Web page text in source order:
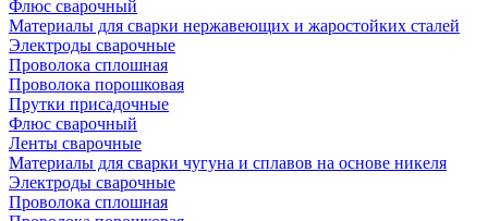
Флюс сварочный
Материалы для сварки нержавеющих и жаростойких сталей
Электроды сварочные
Проволока сплошная
Проволока порошковая
Прутки присадочные
Флюс сварочный
Ленты сварочные
Материалы для сварки чугуна и сплавов на основе никеля
Электроды сварочные
Проволока сплошная